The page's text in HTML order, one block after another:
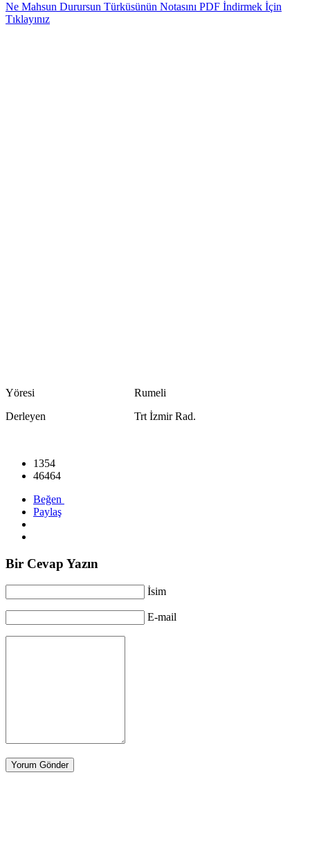
Ne Mahsun Durursun Türküsünün Notasını PDF İndirmek İçin
Tıklayınız
Yöresi Rumeli
Derleyen Trt İzmir Rad.
1354
46464
Beğen
Paylaş
Bir Cevap Yazın
İsim
E-mail